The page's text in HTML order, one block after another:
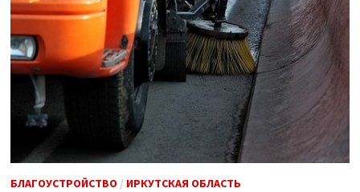
БЛАГОУСТРОЙСТВО / ИРКУТСКАЯ ОБЛАСТЬ